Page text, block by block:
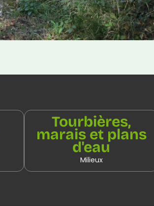
Tourbières,
marais et plans
d'eau
Milieux